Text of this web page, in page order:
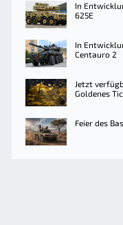
In
625E
In
Centauro 2
Jetzt
Goldenes
Feier des